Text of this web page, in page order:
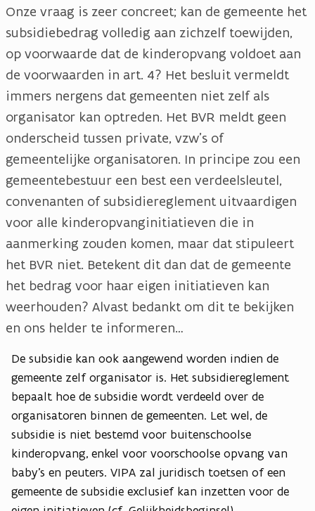
Onze vraag is zeer concreet; kan de gemeente het
subsidiebedrag volledig aan zichzelf toewijden,
op voorwaarde dat de kinderopvang voldoet aan
de voorwaarden in art. 4? Het besluit vermeldt
immers nergens dat gemeenten niet zelf als
organisator kan optreden. Het BVR meldt geen
onderscheid tussen private, vzw’s of
gemeentelijke organisatoren. In principe zou een
gemeentebestuur een best een verdeelsleutel,
convenanten of subsidiereglement uitvaardigen
voor alle kinderopvanginitiatieven die in
aanmerking zouden komen, maar dat stipuleert
het BVR niet. Betekent dit dan dat de gemeente
het bedrag voor haar eigen initiatieven kan
weerhouden? Alvast bedankt om dit te bekijken
en ons helder te informeren…
De subsidie kan ook aangewend worden indien de
gemeente zelf organisator is. Het subsidiereglement
bepaalt hoe de subsidie wordt verdeeld over de
organisatoren binnen de gemeenten. Let wel, de
subsidie is niet bestemd voor buitenschoolse
kinderopvang, enkel voor voorschoolse opvang van
baby’s en peuters. VIPA zal juridisch toetsen of een
gemeente de subsidie exclusief kan inzetten voor de